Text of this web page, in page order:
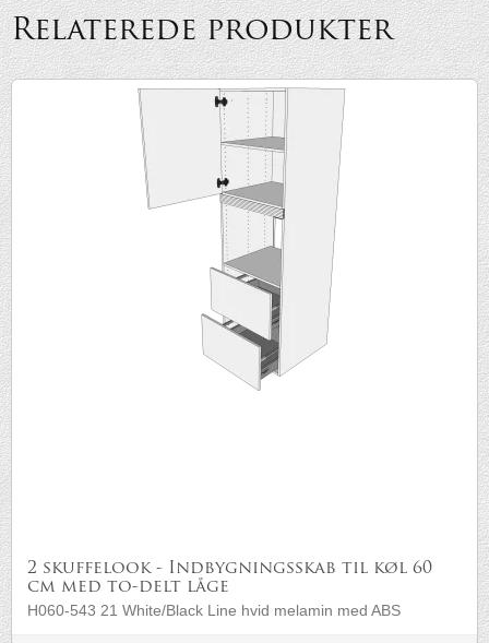
Relaterede produkter
2 skuffelook - Indbygningsskab til køl 60
cm med to-delt låge
H060-543 21 White/Black Line hvid melamin med ABS